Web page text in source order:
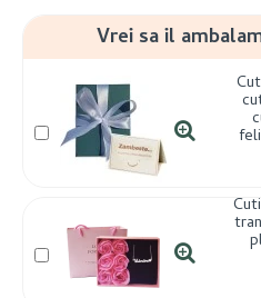
Vrei sa il